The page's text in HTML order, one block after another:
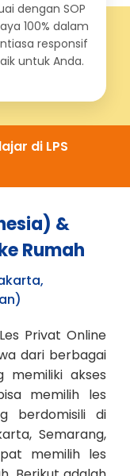
dengan SOP
100% dalam
responsif
untuk Anda.
di LPS
&
Rumah
Privat Online
dari berbagai
memiliki akses
memilih les
berdomisili di
Semarang,
memilih les